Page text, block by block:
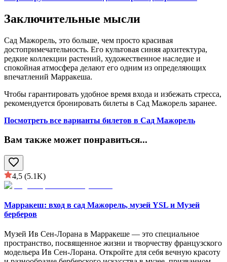
Заключительные мысли
Сад Мажорель, это больше, чем просто красивая
достопримечательность. Его культовая синяя архитектура,
редкие коллекции растений, художественное наследие и
спокойная атмосфера делают его одним из определяющих
впечатлений Марракеша.
Чтобы гарантировать удобное время входа и избежать стресса,
рекомендуется бронировать билеты в Сад Мажорель заранее.
Посмотреть все варианты билетов в Сад Мажорель
Вам также может понравиться...
4,5 (5.1K)
Марракеш: вход в сад Мажорель, музей YSL и Музей
берберов
Музей Ив Сен-Лорана в Марракеше — это специальное
пространство, посвященное жизни и творчеству французского
модельера Ив Сен-Лорана. Откройте для себя вечную красоту